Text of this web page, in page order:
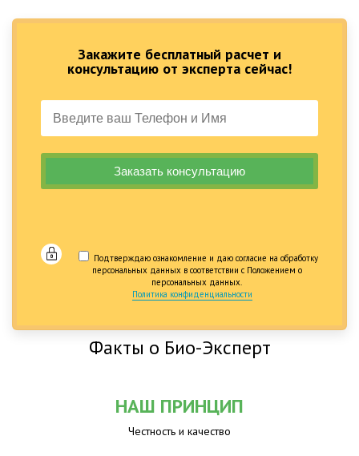
Закажите бесплатный расчет и
консультацию от эксперта сейчас!
Подтверждаю ознакомление и даю согласие на обработку
персональных данных в соответствии с Положением о
персональных данных.
Политика конфиденциальности
Факты о Био-Эксперт
НАШ ПРИНЦИП
Честность и качество